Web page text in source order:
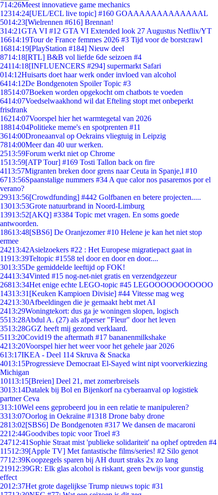
714:26Meest innovatieve game mechanics
12314:24[UEL/ECL live topic] #160 GOAAAAAAAAAAAAAL
5014:23[Wielrennen #616] Brennan!
314:21GTA VI #12 GTA VI Extended look 27 Augustus Netflix/YT
16614:19Tour de France femmes 2026 #3 Tijd voor de borstcrawl
16814:19[PlayStation #184] Nieuw deel
8714:18[RTL] B&B vol liefde 6de seizoen #4
24114:18[INFLUENCERS #294] supermarkt Safari
014:12Huisarts doet haar werk onder invloed van alcohol
6414:12De Bondgenoten Spoiler Topic #3
18514:07Boeken worden opgekocht om chatbots te voeden
6414:07Voedselwaakhond wil dat Efteling stopt met onbeperkt
frisdrank
16214:07Voorspel hier het warmtegetal van 2026
18814:04Politieke meme's en spotprenten #11
3614:00Droneaanval op Oekrains vliegtuig in Leipzig
7814:00Meer dan 40 uur werken.
2513:59Forum werkt niet op Chrome
1513:59[ATP Tour] #169 Tosti Tallon back on fire
4113:57Migranten breken door grens naar Ceuta in Spanje,l #10
6713:56Spaanstalige nummers #34 A que calor nos pasaremos por el
verano?
29313:56[Crowdfunding] #442 Golfbanen en betere projecten.....
13013:53Grote natuurbrand in Noord-Limburg
13913:52[AKQ] #3384 Topic met vragen. En soms goede
antwoorden.
18613:48[SBS6] De Oranjezomer #10 Helene je kan het niet stop
ermee
24213:42Asielzoekers #22 : Het Europese migratiepact gaat in
11913:39Teltopic #1558 tel door en door en door....
3013:35De gemiddelde leeftijd op FOK!
24413:34Vinted #15 nog-net-niet gratis en verzendgezeur
26813:34Het enige echte LEGO-topic #45 LEGOOOOOOOOOOO
14313:31 [Keuken Kampioen Divisie] #44 Vitesse mag weg
24213:30Afbeeldingen die je gemaakt hebt met AI
2413:29Woningtekort: dus ga je woningen slopen, logisch
5513:28Abdul A. (27) als afperser "Fleur" door het leven
3513:28GGZ heeft mij gezond verklaard.
5113:20Covid19 the aftermath #17 bananenmilkshake
4213:20Voorspel hier het weer voor het gehele jaar 2026
613:17IKEA - Deel 114 Skruva & Snacka
4013:15Progressieve Democraat El-Sayed wint nipt voorverkiezing
Michigan
10113:15[Breien] Deel 21, met zomerbreisels
3013:14Datalek bij Bol en Bijenkorf na cyberaanval op logistiek
partner Ceva
313:10Wel eens geprobeerd jou in een relatie te manipuleren?
3313:07Oorlog in Oekraïne #1318 Drone baby drone
2813:02[SBS6] De Bondgenoten #317 We dansen de macaroni
2212:44Goodvibes topic voor Troel #3
24712:41 Sophie Straat mist 'publieke solidariteit' na ophef optreden #4
11512:39[Apple TV] Met fantastische films/series! #2 Silo genot
7712:39Koopzegels sparen bij AH duurt straks 2x zo lang
21912:39GR: Elk glas alcohol is riskant, geen bewijs voor gunstig
effect
2012:37Het grote dagelijkse Trump nieuws topic #31